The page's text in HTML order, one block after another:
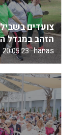
צועדים
הזהב במגדל
hanas
20.05.23